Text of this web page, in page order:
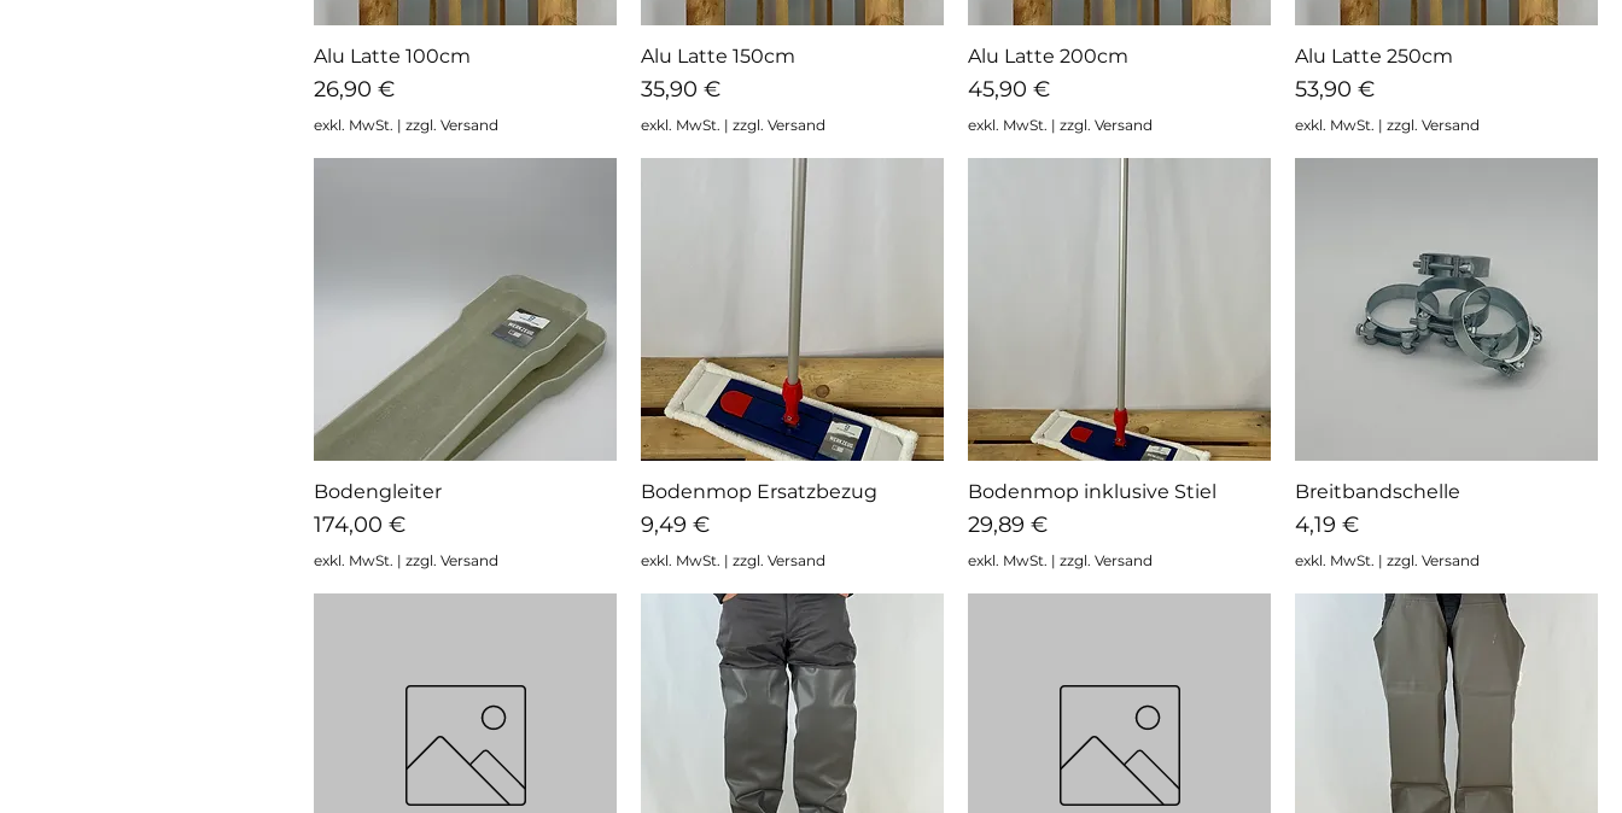
Schnellansicht
Alu Latte 100cm
Preis
26,90 €
exkl. MwSt. | zzgl. Versand
Schnellansicht
Alu Latte 150cm
Preis
35,90 €
exkl. MwSt. | zzgl. Versand
Schnellansicht
Alu Latte 200cm
Preis
45,90 €
exkl. MwSt. | zzgl. Versand
Schnellansicht
Alu Latte 250cm
Preis
53,90 €
exkl. MwSt. | zzgl. Versand
Schnellansicht
Bodengleiter
Preis
174,00 €
exkl. MwSt. | zzgl. Versand
Schnellansicht
Bodenmop Ersatzbezug
Preis
9,49 €
exkl. MwSt. | zzgl. Versand
Schnellansicht
Bodenmop inklusive Stiel
Preis
29,89 €
exkl. MwSt. | zzgl. Versand
Schnellansicht
Breitbandschelle
Preis
4,19 €
exkl. MwSt. | zzgl. Versand